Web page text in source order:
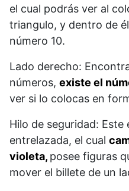
el cual podrás ver al
triangulo, y dentro de
número 10.
Lado derecho:
números, existe el
ver si lo colocas en
Hilo de seguridad: Este
entrelazada, el cual
violeta, posee figuras
mover el billete de un